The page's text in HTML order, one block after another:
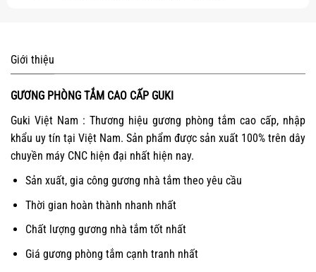
Giới thiệu
GƯƠNG PHÒNG TẮM CAO CẤP GUKI
Guki Việt Nam : Thương hiệu gương phòng tắm cao cấp, nhập
khẩu uy tín tại Việt Nam. Sản phẩm được sản xuất 100% trên dây
chuyền máy CNC hiện đại nhất hiện nay.
Sản xuất, gia công gương nhà tắm theo yêu cầu
Thời gian hoàn thành nhanh nhất
Chất lượng gương nhà tắm tốt nhất
Giá gương phòng tắm cạnh tranh nhất